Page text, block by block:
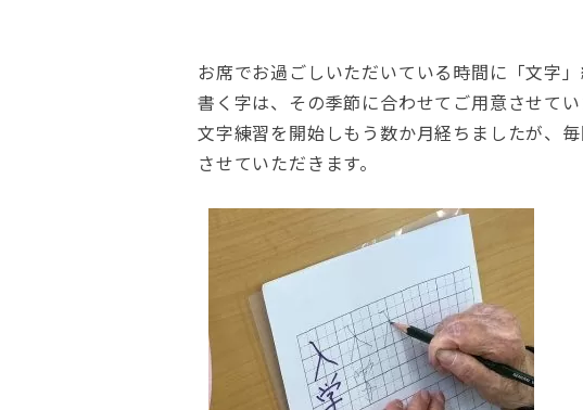
お席でお過ごしいただいている時間に「文字
書く字は、その季節に合わせてご用意させて
文字練習を開始しもう数か月経ちましたが、
させていただきます。